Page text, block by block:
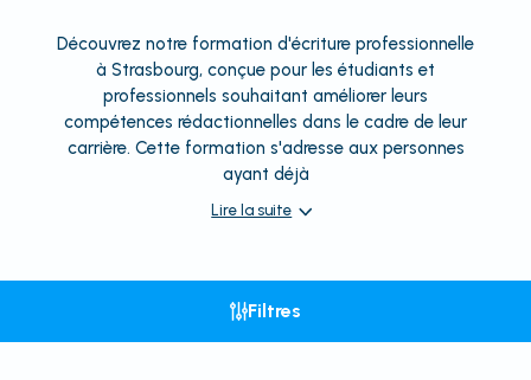
Découvrez notre formation d'écriture professionnelle
à Strasbourg, conçue pour les étudiants et
professionnels souhaitant améliorer leurs
compétences rédactionnelles dans le cadre de leur
carrière. Cette formation s'adresse aux personnes
ayant déjà
Lire la suite
Filtres